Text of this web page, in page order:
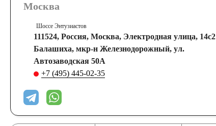
Москва
Шоссе Энтузиастов
111524, Россия, Москва, Электродная улица, 14с2
Балашиха, мкр-н Железнодорожный, ул.
Автозаводская 50А
+7 (495) 445-02-35